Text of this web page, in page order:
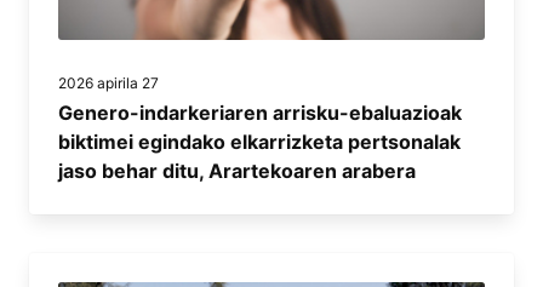
2026 apirila 27
Genero-indarkeriaren arrisku-ebaluazioak
biktimei egindako elkarrizketa pertsonalak
jaso behar ditu, Arartekoaren arabera